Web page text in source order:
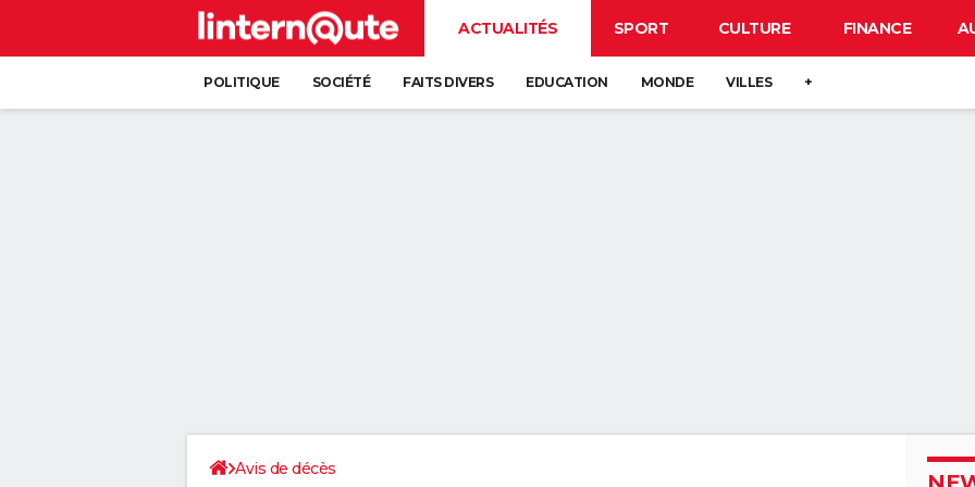
ACTUALITÉS SPORT CULTURE FINANCE
POLITIQUE SOCIÉTÉ FAITS DIVERS EDUCATION MONDE VILLES +
Avis de décès